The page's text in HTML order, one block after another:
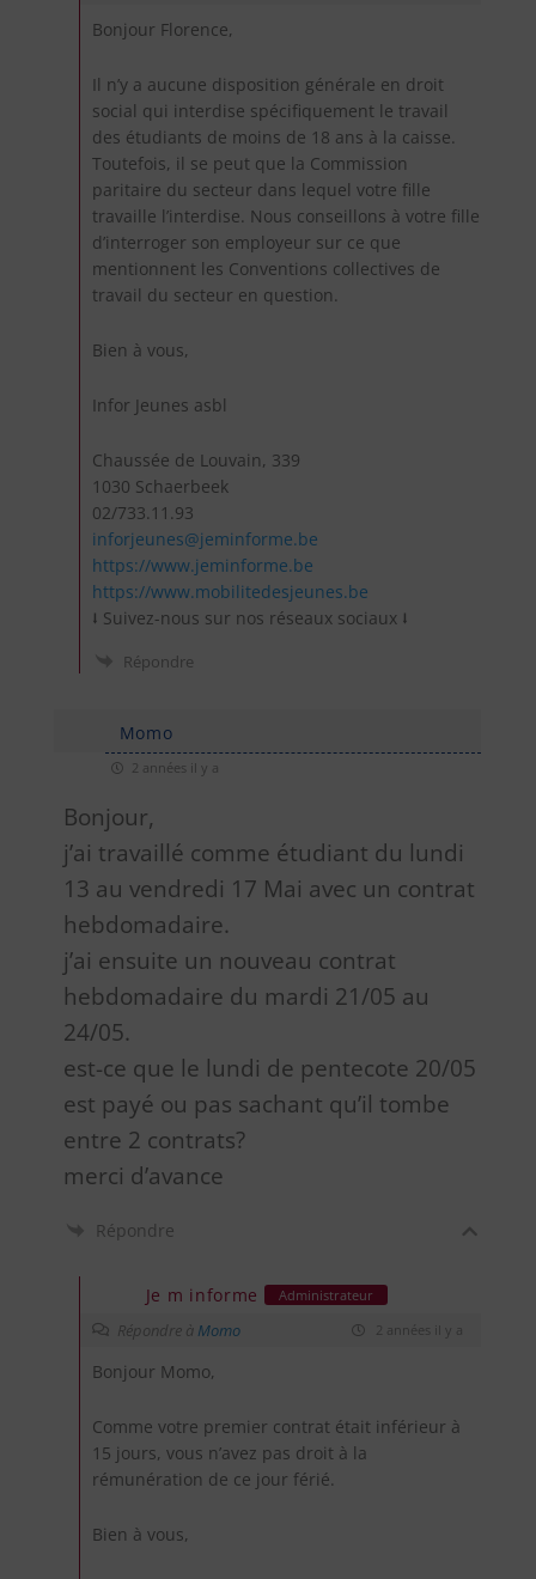
Bonjour Florence,
Il n’y a aucune disposition générale en droit
social qui interdise spécifiquement le travail
des étudiants de moins de 18 ans à la caisse.
Toutefois, il se peut que la Commission
paritaire du secteur dans lequel votre fille
travaille l’interdise. Nous conseillons à votre fille
d’interroger son employeur sur ce que
mentionnent les Conventions collectives de
travail du secteur en question.
Bien à vous,
Infor Jeunes asbl
Chaussée de Louvain, 339
1030 Schaerbeek
02/733.11.93
inforjeunes@jeminforme.be
https://www.jeminforme.be
https://www.mobilitedesjeunes.be
⭣ Suivez-nous sur nos réseaux sociaux ⭣
Répondre
Momo
2 années il y a
Bonjour,
j’ai travaillé comme étudiant du lundi
13 au vendredi 17 Mai avec un contrat
hebdomadaire.
j’ai ensuite un nouveau contrat
hebdomadaire du mardi 21/05 au
24/05.
est-ce que le lundi de pentecote 20/05
est payé ou pas sachant qu’il tombe
entre 2 contrats?
merci d’avance
Répondre
Je m informe Administrateur
Répondre à Momo 2 années il y a
Bonjour Momo,
Comme votre premier contrat était inférieur à
15 jours, vous n’avez pas droit à la
rémunération de ce jour férié.
Bien à vous,